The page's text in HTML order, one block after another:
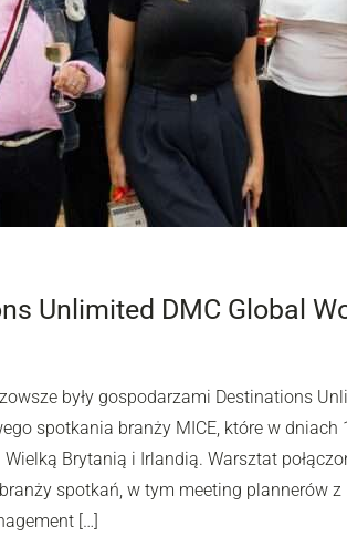
Unlimited DMC Global
były gospodarzami Destinations
spotkania branży MICE, które w
Wielką Brytanią i Irlandią. Warsztat
spotkań, w tym meeting plannerów
[…]